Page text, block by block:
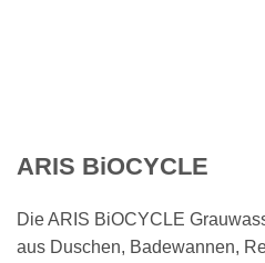
ARIS BiOCYCLE
Die ARIS BiOCYCLE
aus Duschen, Badewannen,